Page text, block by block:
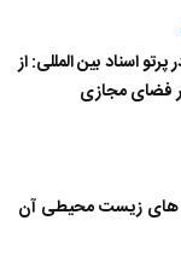
اسناد بین المللی: از
فضای مجازی
های زیست محیطی آن